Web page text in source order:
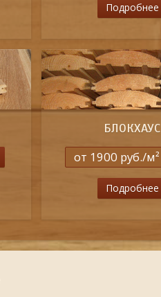
Подробнее
БЛОКХАУС
от 1900 руб./м²
Подробнее